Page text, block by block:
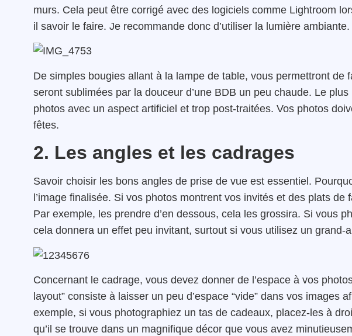
murs. Cela peut être corrigé avec des logiciels comme Lightroom
il savoir le faire. Je recommande donc d’utiliser la lumière ambiante.
De simples bougies allant à la lampe de table, vous permettront de
seront sublimées par la douceur d’une BDB un peu chaude. Le
photos avec un aspect artificiel et trop post-traitées. Vos photos
fêtes.
2. Les angles et les cadrages
Savoir choisir les bons angles de prise de vue est essentiel.
l’image finalisée. Si vos photos montrent vos invités et des plats
Par exemple, les prendre d’en dessous, cela les grossira. Si vous
cela donnera un effet peu invitant, surtout si vous utilisez un grand-
Concernant le cadrage, vous devez donner de l’espace à vos
layout” consiste à laisser un peu d’espace “vide” dans vos images
exemple, si vous photographiez un tas de cadeaux, placez-les à
qu’il se trouve dans un magnifique décor que vous avez